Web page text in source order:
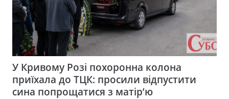
У Кривому Розі похоронна колона
приїхала до ТЦК: просили відпустити
сина попрощатися з матір’ю